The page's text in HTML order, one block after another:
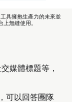
具擁抱生產力的未來並
無縫使用。
媒體標題等，
可以回答團隊